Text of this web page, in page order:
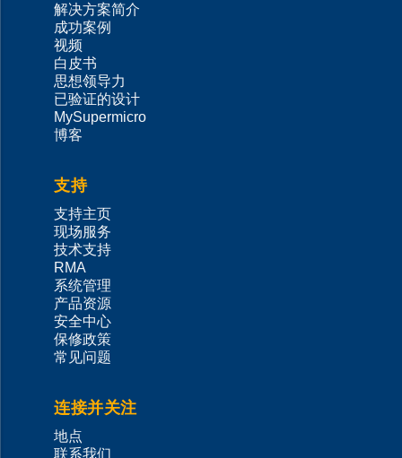
解决方案简介
成功案例
视频
白皮书
思想领导力
已验证的设计
MySupermicro
博客
支持
支持主页
现场服务
技术支持
RMA
系统管理
产品资源
安全中心
保修政策
常见问题
连接并关注
地点
联系我们